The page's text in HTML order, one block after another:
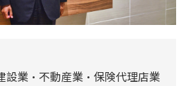
設業・不動産業・保険代理店業